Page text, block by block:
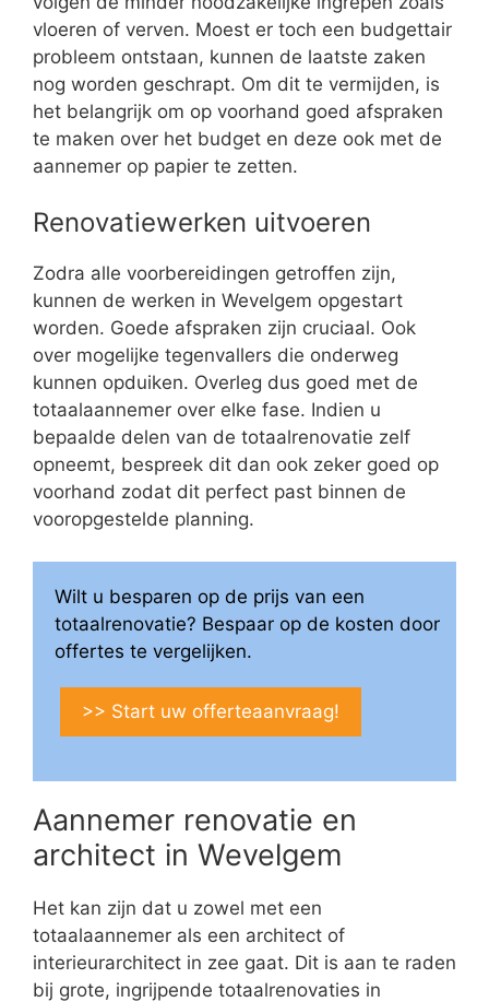
vloeren of verven. Moest er toch een budgettair
probleem ontstaan, kunnen de laatste zaken
nog worden geschrapt. Om dit te vermijden, is
het belangrijk om op voorhand goed afspraken
te maken over het budget en deze ook met de
aannemer op papier te zetten.
Renovatiewerken uitvoeren
Zodra alle voorbereidingen getroffen zijn,
kunnen de werken in Wevelgem opgestart
worden. Goede afspraken zijn cruciaal. Ook
over mogelijke tegenvallers die onderweg
kunnen opduiken. Overleg dus goed met de
totaalaannemer over elke fase. Indien u
bepaalde delen van de totaalrenovatie zelf
opneemt, bespreek dit dan ook zeker goed op
voorhand zodat dit perfect past binnen de
vooropgestelde planning.
Wilt u besparen op de prijs van een
totaalrenovatie? Bespaar op de kosten door
offertes te vergelijken.
>> Start uw offerteaanvraag!
Aannemer renovatie en
architect in Wevelgem
Het kan zijn dat u zowel met een
totaalaannemer als een architect of
interieurarchitect in zee gaat. Dit is aan te raden
bij grote, ingrijpende totaalrenovaties in